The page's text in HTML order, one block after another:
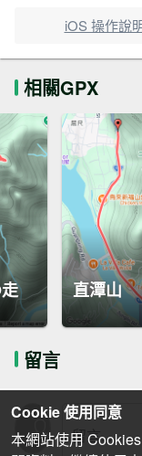
iOS 操作說
相關GPX
直潭山
留言
Cookie 使用同意
本網站使用